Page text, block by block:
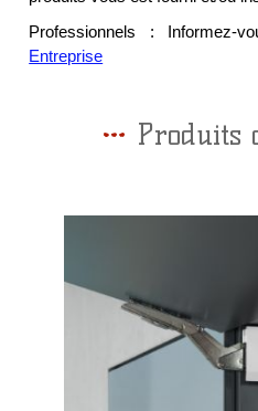
Professionnels : Informez-
Entreprise
Produits